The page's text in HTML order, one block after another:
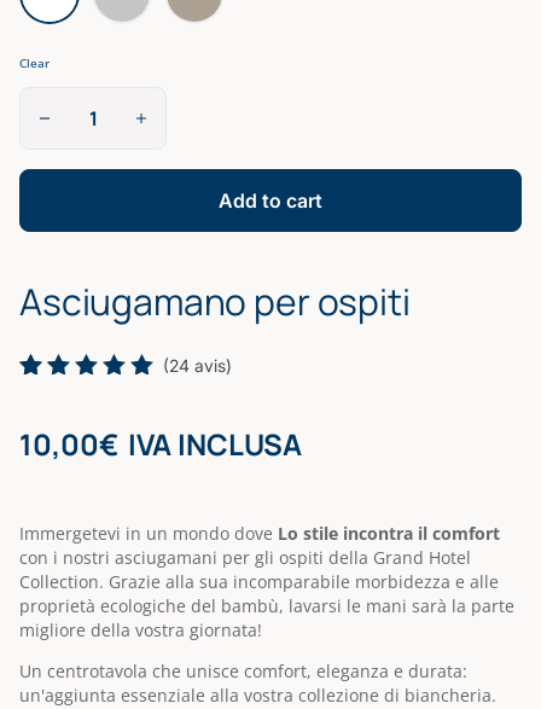
Asciugamano per ospiti
of 5
based on
(24 avis)
10,00€ IVA INCLUSA
Immergetevi in un mondo dove Lo stile incontra il comfort
con i nostri asciugamani per gli ospiti della Grand Hotel
Collection. Grazie alla sua incomparabile morbidezza e alle
proprietà ecologiche del bambù, lavarsi le mani sarà la parte
migliore della vostra giornata!
Un centrotavola che unisce comfort, eleganza e durata:
un'aggiunta essenziale alla vostra collezione di biancheria.
Clear
Invité
Add to cart